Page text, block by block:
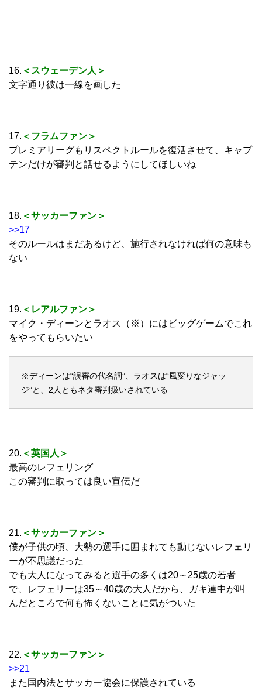
16. ＜スウェーデン人＞
文字通り彼は一線を画した
17. ＜フラムファン＞
プレミアリーグもリスペクトルールを復活させて、キャプ
テンだけが審判と話せるようにしてほしいね
18. ＜サッカーファン＞
>>17
そのルールはまだあるけど、施行されなければ何の意味も
ない
19. ＜レアルファン＞
マイク・ディーンとラオス（※）にはビッグゲームでこれ
をやってもらいたい
※ディーンは“誤審の代名詞”、ラオスは“風変りなジャッ
ジ”と、2人ともネタ審判扱いされている
20. ＜英国人＞
最高のレフェリング
この審判に取っては良い宣伝だ
21. ＜サッカーファン＞
僕が子供の頃、大勢の選手に囲まれても動じないレフェリ
ーが不思議だった
でも大人になってみると選手の多くは20～25歳の若者
で、レフェリーは35～40歳の大人だから、ガキ連中が叫
んだところで何も怖くないことに気がついた
22. ＜サッカーファン＞
>>21
また国内法とサッカー協会に保護されている